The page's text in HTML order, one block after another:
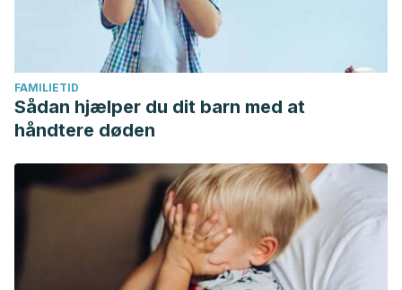
FAMILIETID
Sådan hjælper du dit barn med at
håndtere døden